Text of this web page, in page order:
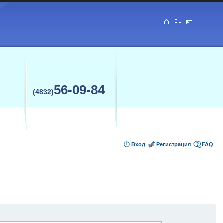
(4832)56-09-84
FAQ
Регистрация
Вход